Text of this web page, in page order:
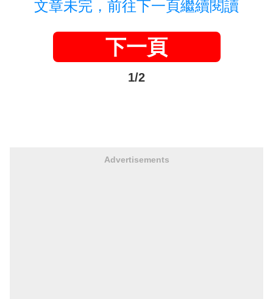
文章未完，前往下一頁繼續閱讀
下一頁
1/2
Advertisements